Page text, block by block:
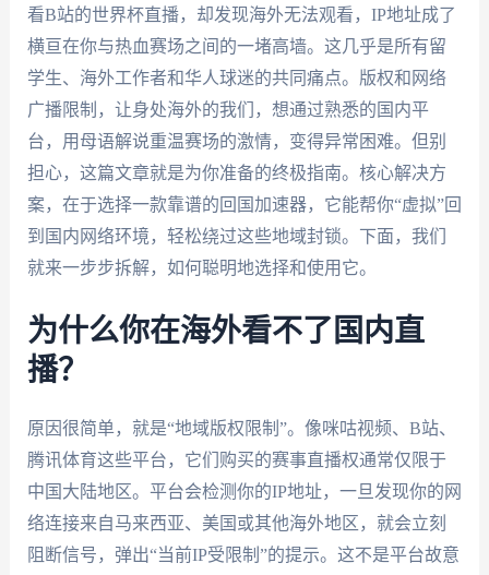
看B站的世界杯直播，却发现海外无法观看，IP地址成了
横亘在你与热血赛场之间的一堵高墙。这几乎是所有留
学生、海外工作者和华人球迷的共同痛点。版权和网络
广播限制，让身处海外的我们，想通过熟悉的国内平
台，用母语解说重温赛场的激情，变得异常困难。但别
担心，这篇文章就是为你准备的终极指南。核心解决方
案，在于选择一款靠谱的回国加速器，它能帮你“虚拟”回
到国内网络环境，轻松绕过这些地域封锁。下面，我们
就来一步步拆解，如何聪明地选择和使用它。
为什么你在海外看不了国内直
播？
原因很简单，就是“地域版权限制”。像咪咕视频、B站、
腾讯体育这些平台，它们购买的赛事直播权通常仅限于
中国大陆地区。平台会检测你的IP地址，一旦发现你的网
络连接来自马来西亚、美国或其他海外地区，就会立刻
阻断信号，弹出“当前IP受限制”的提示。这不是平台故意